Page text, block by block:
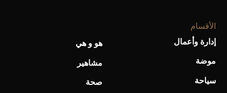
الأقسام
إدارة وأعمال
موضة
سياحة
هو و هي
مشاهير
صحة